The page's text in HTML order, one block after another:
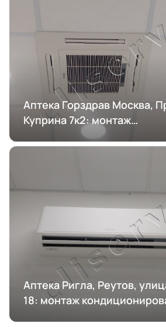
Аптека Горздрав Москва,
Куприна 7к2: монтаж
кондиционирования
Аптека Ригла, Реутов,
18: монтаж